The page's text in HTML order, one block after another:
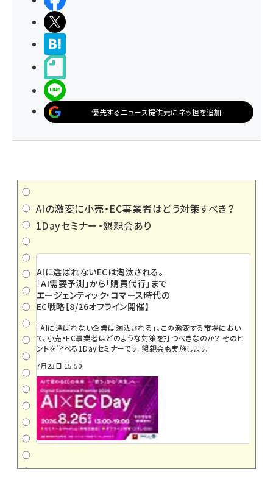
優先するニュース提供元にネッ担を追加
AIの激変に小売・EC事業者はどう対策すべき？
1Dayセミナー・懇親会あり
AIに選ばれないECは淘汰される。
「AI需要予測」から「購買代行」まで
エージェンティック・コマース時代の
EC戦略【8/26オフライン開催】
「AIに選ばれない企業は淘汰される」――。この激変する市場におい
て、小売・EC事業者はどのような対策を打つべきなのか？ そのヒ
ントを学べる1Dayセミナーです。懇親会も実施します。
7月23日 15:50